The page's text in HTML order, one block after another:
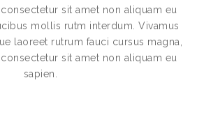
sit amet non aliquam eu
mollis rutm interdum. Vivamus
laoreet rutrum fauci cursus magna,
sit amet non aliquam eu
sapien.